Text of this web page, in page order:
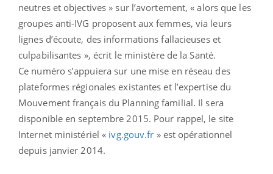
neutres et objectives » sur l’avortement, « alors que les
groupes anti-IVG proposent aux femmes, via leurs
lignes d’écoute, des informations fallacieuses et
culpabilisantes », écrit le ministère de la Santé.
Ce numéro s’appuiera sur une mise en réseau des
plateformes régionales existantes et l’expertise du
Mouvement français du Planning familial. Il sera
disponible en septembre 2015. Pour rappel, le site
Internet ministériel « ivg.gouv.fr » est opérationnel
depuis janvier 2014.